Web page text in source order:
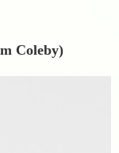
Coleby)